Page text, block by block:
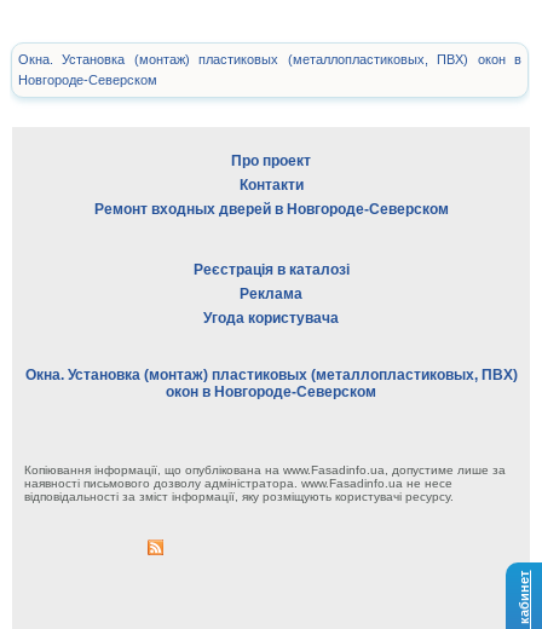
Окна. Установка (монтаж) пластиковых (металлопластиковых, ПВХ) окон в
Новгороде-Северском
Про проект
Контакти
Ремонт входных дверей в Новгороде-Северском
Реєстрація в каталозі
Реклама
Угода користувача
Окна. Установка (монтаж) пластиковых (металлопластиковых, ПВХ)
окон в Новгороде-Северском
Копіювання інформації, що опублікована на www.Fasadinfo.ua, допустиме лише за
наявності письмового дозволу адміністратора. www.Fasadinfo.ua не несе
відповідальності за зміст інформації, яку розміщують користувачі ресурсу.